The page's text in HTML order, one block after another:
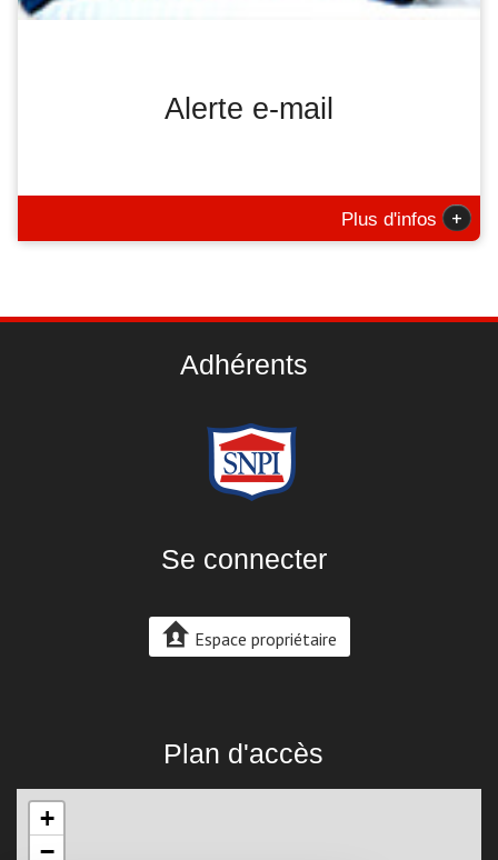
Alerte e-mail
Plus d'infos +
Adhérents
Se connecter
Espace propriétaire
Plan d'accès
+
−